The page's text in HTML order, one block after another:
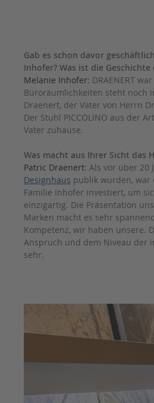
Gab es schon davor
Inhofer? Was ist die
Melanie Inhofer: DRAENERT
Büroräumlichkeiten steht noch
Draenert, der Vater von Herrn
Der Stuhl PICCOLINO aus der
Vater zuhause.
Was macht aus Ihrer Sicht das
Patric Draenert: Als vor über 20
Designhaus publik wurden, war
Familie Inhofer investiert, um
einzigartig. Die Präsentation
Marken macht es sehr
Kompetenz, wir haben unsere.
Anspruch und dem Niveau der
sehr.